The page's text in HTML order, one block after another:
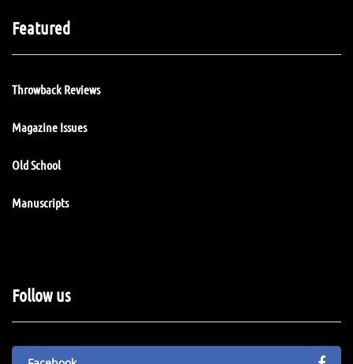
Featured
Throwback Reviews
Magazine Issues
Old School
Manuscripts
Follow us